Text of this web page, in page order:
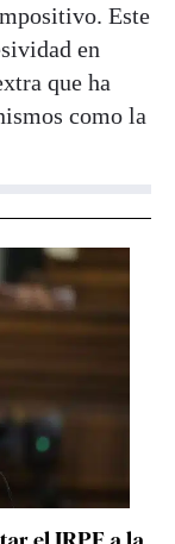
Este
en
que ha
como la